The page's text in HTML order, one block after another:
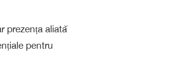
prezența aliată
pentru